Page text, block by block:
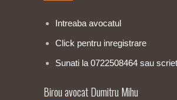
Intreaba avocatul
Click pentru inregistrare
Sunati la 0722508464 sau
Birou avocat Dumitru Mihu